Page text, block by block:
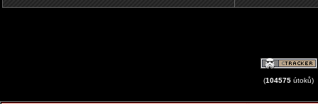
(104575 útoků)